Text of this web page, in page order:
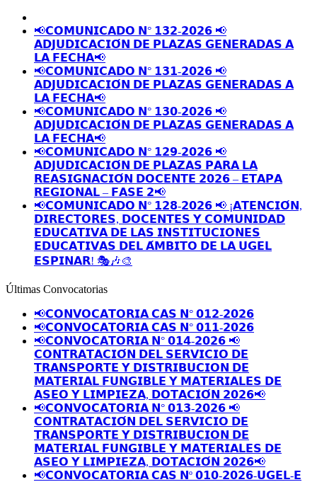
📢𝗖𝗢𝗠𝗨𝗡𝗜𝗖𝗔𝗗𝗢 𝗡° 𝟭𝟯𝟮-𝟮𝟬𝟮𝟲 📢
𝗔𝗗𝗝𝗨𝗗𝗜𝗖𝗔𝗖𝗜𝗢́𝗡 𝗗𝗘 𝗣𝗟𝗔𝗭𝗔𝗦 𝗚𝗘𝗡𝗘𝗥𝗔𝗗𝗔𝗦 𝗔
𝗟𝗔 𝗙𝗘𝗖𝗛𝗔📢
📢𝗖𝗢𝗠𝗨𝗡𝗜𝗖𝗔𝗗𝗢 𝗡° 𝟭𝟯𝟭-𝟮𝟬𝟮𝟲 📢
𝗔𝗗𝗝𝗨𝗗𝗜𝗖𝗔𝗖𝗜𝗢́𝗡 𝗗𝗘 𝗣𝗟𝗔𝗭𝗔𝗦 𝗚𝗘𝗡𝗘𝗥𝗔𝗗𝗔𝗦 𝗔
𝗟𝗔 𝗙𝗘𝗖𝗛𝗔📢
📢𝗖𝗢𝗠𝗨𝗡𝗜𝗖𝗔𝗗𝗢 𝗡° 𝟭𝟯𝟬-𝟮𝟬𝟮𝟲 📢
𝗔𝗗𝗝𝗨𝗗𝗜𝗖𝗔𝗖𝗜𝗢́𝗡 𝗗𝗘 𝗣𝗟𝗔𝗭𝗔𝗦 𝗚𝗘𝗡𝗘𝗥𝗔𝗗𝗔𝗦 𝗔
𝗟𝗔 𝗙𝗘𝗖𝗛𝗔📢
📢𝗖𝗢𝗠𝗨𝗡𝗜𝗖𝗔𝗗𝗢 𝗡° 𝟭𝟮𝟵-𝟮𝟬𝟮𝟲 📢
𝗔𝗗𝗝𝗨𝗗𝗜𝗖𝗔𝗖𝗜𝗢́𝗡 𝗗𝗘 𝗣𝗟𝗔𝗭𝗔𝗦 𝗣𝗔𝗥𝗔 𝗟𝗔
𝗥𝗘𝗔𝗦𝗜𝗚𝗡𝗔𝗖𝗜𝗢́𝗡 𝗗𝗢𝗖𝗘𝗡𝗧𝗘 𝟮𝟬𝟮𝟲 – 𝗘𝗧𝗔𝗣𝗔
𝗥𝗘𝗚𝗜𝗢𝗡𝗔𝗟 – 𝗙𝗔𝗦𝗘 𝟮📢
📢𝗖𝗢𝗠𝗨𝗡𝗜𝗖𝗔𝗗𝗢 𝗡° 𝟭𝟮𝟴-𝟮𝟬𝟮𝟲 📢 ¡𝗔𝗧𝗘𝗡𝗖𝗜𝗢́𝗡,
𝗗𝗜𝗥𝗘𝗖𝗧𝗢𝗥𝗘𝗦, 𝗗𝗢𝗖𝗘𝗡𝗧𝗘𝗦 𝗬 𝗖𝗢𝗠𝗨𝗡𝗜𝗗𝗔𝗗
𝗘𝗗𝗨𝗖𝗔𝗧𝗜𝗩𝗔 𝗗𝗘 𝗟𝗔𝗦 𝗜𝗡𝗦𝗧𝗜𝗧𝗨𝗖𝗜𝗢𝗡𝗘𝗦
𝗘𝗗𝗨𝗖𝗔𝗧𝗜𝗩𝗔𝗦 𝗗𝗘𝗟 𝗔́𝗠𝗕𝗜𝗧𝗢 𝗗𝗘 𝗟𝗔 𝗨𝗚𝗘𝗟
𝗘𝗦𝗣𝗜𝗡𝗔𝗥! 🎭🎶🎨
Últimas Convocatorias
📢𝗖𝗢𝗡𝗩𝗢𝗖𝗔𝗧𝗢𝗥𝗜𝗔 𝗖𝗔𝗦 𝗡° 𝟬𝟭𝟮-𝟮𝟬𝟮𝟲
📢𝗖𝗢𝗡𝗩𝗢𝗖𝗔𝗧𝗢𝗥𝗜𝗔 𝗖𝗔𝗦 𝗡° 𝟬𝟭𝟭-𝟮𝟬𝟮𝟲
📢𝗖𝗢𝗡𝗩𝗢𝗖𝗔𝗧𝗢𝗥𝗜𝗔 𝗡° 𝟬𝟭𝟰-𝟮𝟬𝟮𝟲 📢
𝗖𝗢𝗡𝗧𝗥𝗔𝗧𝗔𝗖𝗜𝗢́𝗡 𝗗𝗘𝗟 𝗦𝗘𝗥𝗩𝗜𝗖𝗜𝗢 𝗗𝗘
𝗧𝗥𝗔𝗡𝗦𝗣𝗢𝗥𝗧𝗘 𝗬 𝗗𝗜𝗦𝗧𝗥𝗜𝗕𝗨𝗖𝗜𝗢𝗡 𝗗𝗘
𝗠𝗔𝗧𝗘𝗥𝗜𝗔𝗟 𝗙𝗨𝗡𝗚𝗜𝗕𝗟𝗘 𝗬 𝗠𝗔𝗧𝗘𝗥𝗜𝗔𝗟𝗘𝗦 𝗗𝗘
𝗔𝗦𝗘𝗢 𝗬 𝗟𝗜𝗠𝗣𝗜𝗘𝗭𝗔, 𝗗𝗢𝗧𝗔𝗖𝗜𝗢́𝗡 𝟮𝟬𝟮𝟲📢
📢𝗖𝗢𝗡𝗩𝗢𝗖𝗔𝗧𝗢𝗥𝗜𝗔 𝗡° 𝟬𝟭𝟯-𝟮𝟬𝟮𝟲 📢
𝗖𝗢𝗡𝗧𝗥𝗔𝗧𝗔𝗖𝗜𝗢́𝗡 𝗗𝗘𝗟 𝗦𝗘𝗥𝗩𝗜𝗖𝗜𝗢 𝗗𝗘
𝗧𝗥𝗔𝗡𝗦𝗣𝗢𝗥𝗧𝗘 𝗬 𝗗𝗜𝗦𝗧𝗥𝗜𝗕𝗨𝗖𝗜𝗢𝗡 𝗗𝗘
𝗠𝗔𝗧𝗘𝗥𝗜𝗔𝗟 𝗙𝗨𝗡𝗚𝗜𝗕𝗟𝗘 𝗬 𝗠𝗔𝗧𝗘𝗥𝗜𝗔𝗟𝗘𝗦 𝗗𝗘
𝗔𝗦𝗘𝗢 𝗬 𝗟𝗜𝗠𝗣𝗜𝗘𝗭𝗔, 𝗗𝗢𝗧𝗔𝗖𝗜𝗢́𝗡 𝟮𝟬𝟮𝟲📢
📢𝗖𝗢𝗡𝗩𝗢𝗖𝗔𝗧𝗢𝗥𝗜𝗔 𝗖𝗔𝗦 𝗡º 𝟬𝟭𝟬-𝟮𝟬𝟮𝟲-𝗨𝗚𝗘𝗟-𝗘